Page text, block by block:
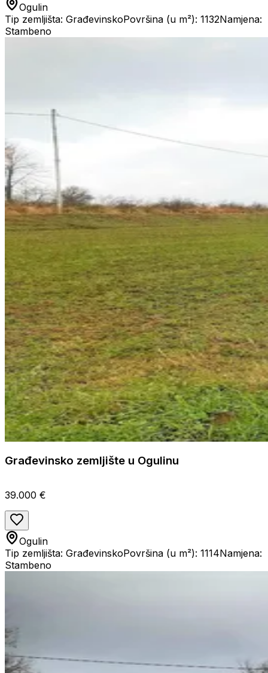
Ogulin
Tip zemljišta: GrađevinskoPovršina (u m²): 1132Namjena:
Stambeno
Građevinsko zemljište u Ogulinu
39.000 €
Ogulin
Tip zemljišta: GrađevinskoPovršina (u m²): 1114Namjena:
Stambeno